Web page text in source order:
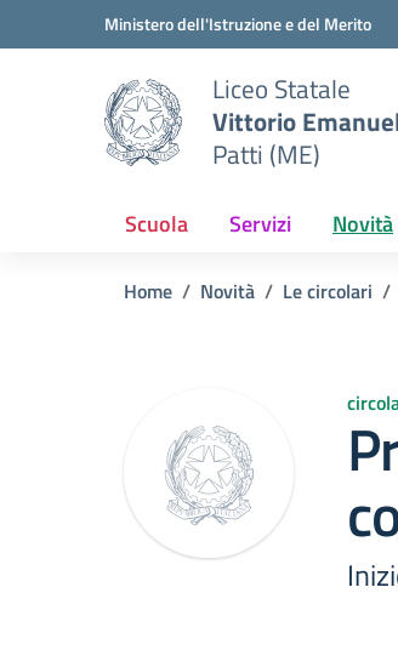
Vai ai contenuti
Vai al menu di navigazioneMinistero dell'Istruzione e del Merito
Liceo Statale
Vittorio
Patti (ME)
Scuola Servizi Novità
Home Novità Le circolari